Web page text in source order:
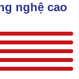
đồng chất lượng
nghệ cao